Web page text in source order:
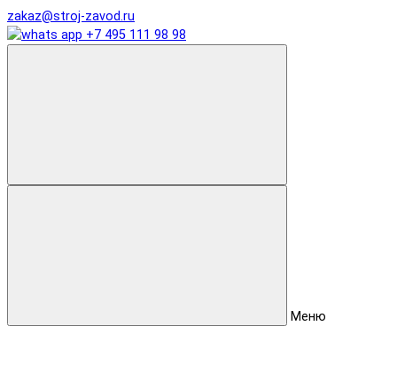
zakaz@stroj-zavod.ru
+7 495 111 98 98
Меню